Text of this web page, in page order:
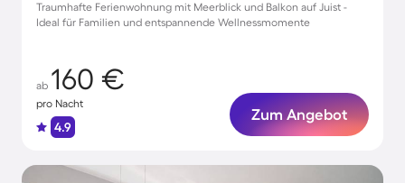
Traumhafte Ferienwohnung mit Meerblick und Balkon auf Juist -
Ideal für Familien und entspannende Wellnessmomente
ab 160 €
pro Nacht
4.9
Zum Angebot